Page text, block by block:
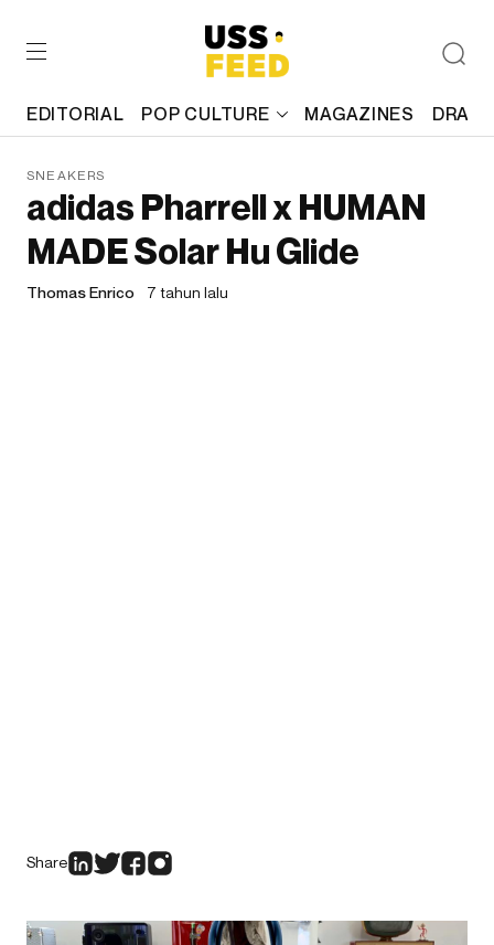
EDITORIAL POP CULTURE MAGAZINES
SNEAKERS
adidas Pharrell x HUMAN
MADE Solar Hu Glide
Thomas Enrico 7 tahun lalu
Share